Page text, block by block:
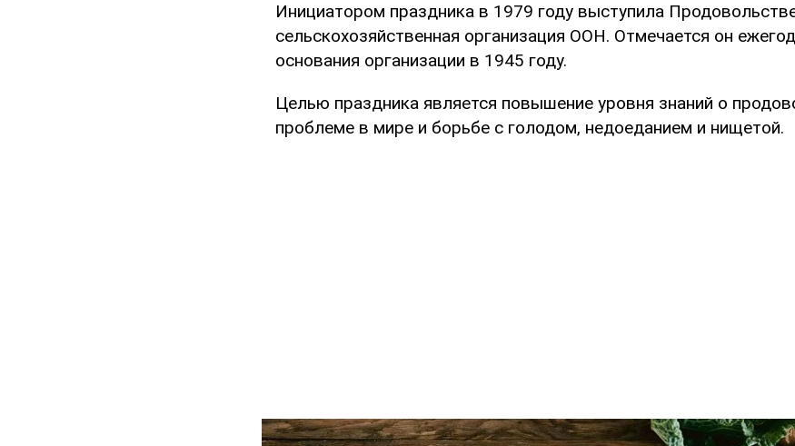
Инициатором праздника в 1979 году выступила
сельскохозяйственная организация ООН. Отмечается он
основания организации в 1945 году.
Целью праздника является повышение уровня знаний о
проблеме в мире и борьбе с голодом, недоеданием и нищетой.